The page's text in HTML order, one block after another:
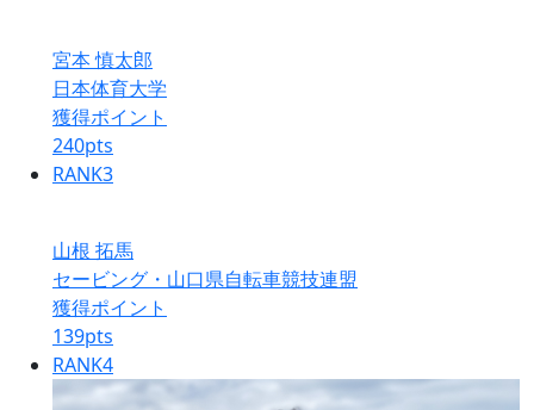
宮本 慎太郎
日本体育大学
獲得ポイント
240pts
RANK3
山根 拓馬
セービング・山口県自転車競技連盟
獲得ポイント
139pts
RANK4